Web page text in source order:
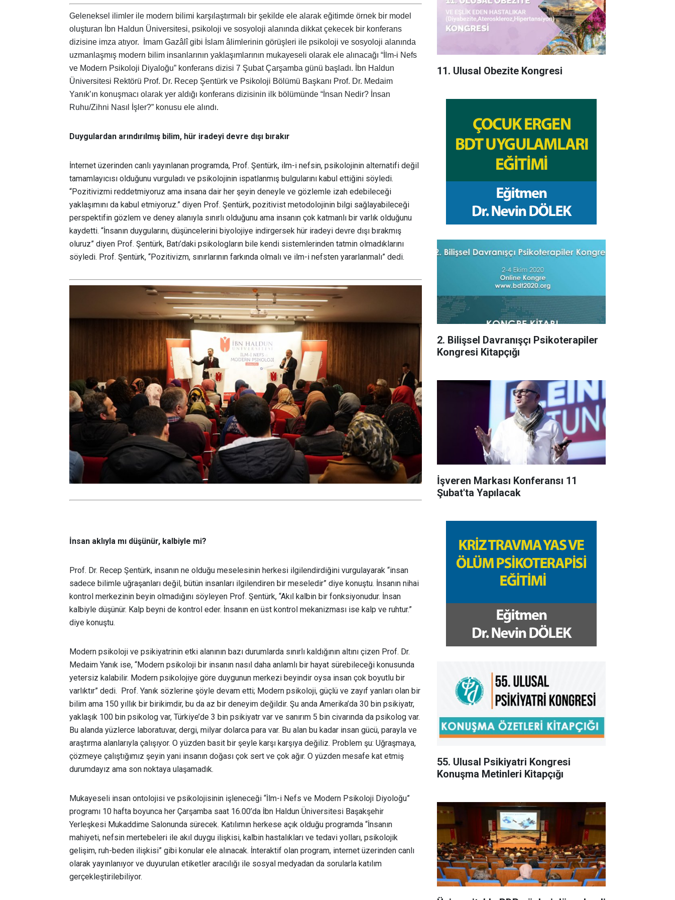
Geleneksel ilimler ile modern bilimi karşılaştırmalı bir şekilde ele alarak eğitimde örnek bir model
oluşturan İbn Haldun Üniversitesi, psikoloji ve sosyoloji alanında dikkat çekecek bir konferans
dizisine imza atıyor. İmam Gazâlî gibi İslam âlimlerinin görüşleri ile psikoloji ve sosyoloji alanında
uzmanlaşmış modern bilim insanlarının yaklaşımlarının mukayeseli olarak ele alınacağı “İlm-i Nefs
ve Modern Psikoloji Diyaloğu” konferans dizisi 7 Şubat Çarşamba günü başladı. İbn Haldun
Üniversitesi Rektörü Prof. Dr. Recep Şentürk ve Psikoloji Bölümü Başkanı Prof. Dr. Medaim
Yanık’ın konuşmacı olarak yer aldığı konferans dizisinin ilk bölümünde “İnsan Nedir? İnsan
Ruhu/Zihni Nasıl İşler?” konusu ele alındı.
Duygulardan arındırılmış bilim, hür iradeyi devre dışı bırakır
İnternet üzerinden canlı yayınlanan programda, Prof. Şentürk, ilm-i nefsin, psikolojinin alternatifi değil
tamamlayıcısı olduğunu vurguladı ve psikolojinin ispatlanmış bulgularını kabul ettiğini söyledi.
“Pozitivizmi reddetmiyoruz ama insana dair her şeyin deneyle ve gözlemle izah edebileceği
yaklaşımını da kabul etmiyoruz.” diyen Prof. Şentürk, pozitivist metodolojinin bilgi sağlayabileceği
perspektifin gözlem ve deney alanıyla sınırlı olduğunu ama insanın çok katmanlı bir varlık olduğunu
kaydetti. “İnsanın duygularını, düşüncelerini biyolojiye indirgersek hür iradeyi devre dışı bırakmış
oluruz” diyen Prof. Şentürk, Batı’daki psikologların bile kendi sistemlerinden tatmin olmadıklarını
söyledi. Prof. Şentürk, “Pozitivizm, sınırlarının farkında olmalı ve ilm-i nefsten yararlanmalı” dedi.
İnsan aklıyla mı düşünür, kalbiyle mi?
Prof. Dr. Recep Şentürk, insanın ne olduğu meselesinin herkesi ilgilendirdiğini vurgulayarak “insan
sadece bilimle uğraşanları değil, bütün insanları ilgilendiren bir meseledir” diye konuştu. İnsanın nihai
kontrol merkezinin beyin olmadığını söyleyen Prof. Şentürk, “Akıl kalbin bir fonksiyonudur. İnsan
kalbiyle düşünür. Kalp beyni de kontrol eder. İnsanın en üst kontrol mekanizması ise kalp ve ruhtur.”
diye konuştu.
Modern psikoloji ve psikiyatrinin etki alanının bazı durumlarda sınırlı kaldığının altını çizen Prof. Dr.
Medaim Yanık ise, “Modern psikoloji bir insanın nasıl daha anlamlı bir hayat sürebileceği konusunda
yetersiz kalabilir. Modern psikolojiye göre duygunun merkezi beyindir oysa insan çok boyutlu bir
varlıktır” dedi. Prof. Yanık sözlerine şöyle devam etti; Modern psikoloji, güçlü ve zayıf yanları olan bir
bilim ama 150 yıllık bir birikimdir, bu da az bir deneyim değildir. Şu anda Amerika’da 30 bin psikiyatr,
yaklaşık 100 bin psikolog var, Türkiye’de 3 bin psikiyatr var ve sanırım 5 bin civarında da psikolog var.
Bu alanda yüzlerce laboratuvar, dergi, milyar dolarca para var. Bu alan bu kadar insan gücü, parayla ve
araştırma alanlarıyla çalışıyor. O yüzden basit bir şeyle karşı karşıya değiliz. Problem şu: Uğraşmaya,
çözmeye çalıştığımız şeyin yani insanın doğası çok sert ve çok ağır. O yüzden mesafe kat etmiş
durumdayız ama son noktaya ulaşamadık.
Mukayeseli insan ontolojisi ve psikolojisinin işleneceği “İlm-i Nefs ve Modern Psikoloji Diyoloğu”
programı 10 hafta boyunca her Çarşamba saat 16.00’da İbn Haldun Üniversitesi Başakşehir
Yerleşkesi Mukaddime Salonunda sürecek. Katılımın herkese açık olduğu programda “İnsanın
mahiyeti, nefsin mertebeleri ile akıl duygu ilişkisi, kalbin hastalıkları ve tedavi yolları, psikolojik
gelişim, ruh-beden ilişkisi” gibi konular ele alınacak. İnteraktif olan program, internet üzerinden canlı
olarak yayınlanıyor ve duyurulan etiketler aracılığı ile sosyal medyadan da sorularla katılım
gerçekleştirilebiliyor.
11. Ulusal Obezite Kongresi
2. Bilişsel Davranışçı Psikoterapiler
Kongresi Kitapçığı
İşveren Markası Konferansı 11
Şubat'ta Yapılacak
55. Ulusal Psikiyatri Kongresi
Konuşma Metinleri Kitapçığı